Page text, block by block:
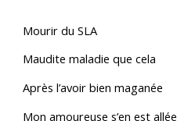
Mourir du SLA
Maudite maladie que cela
Après l’avoir bien maganée
Mon amoureuse s’en est allée